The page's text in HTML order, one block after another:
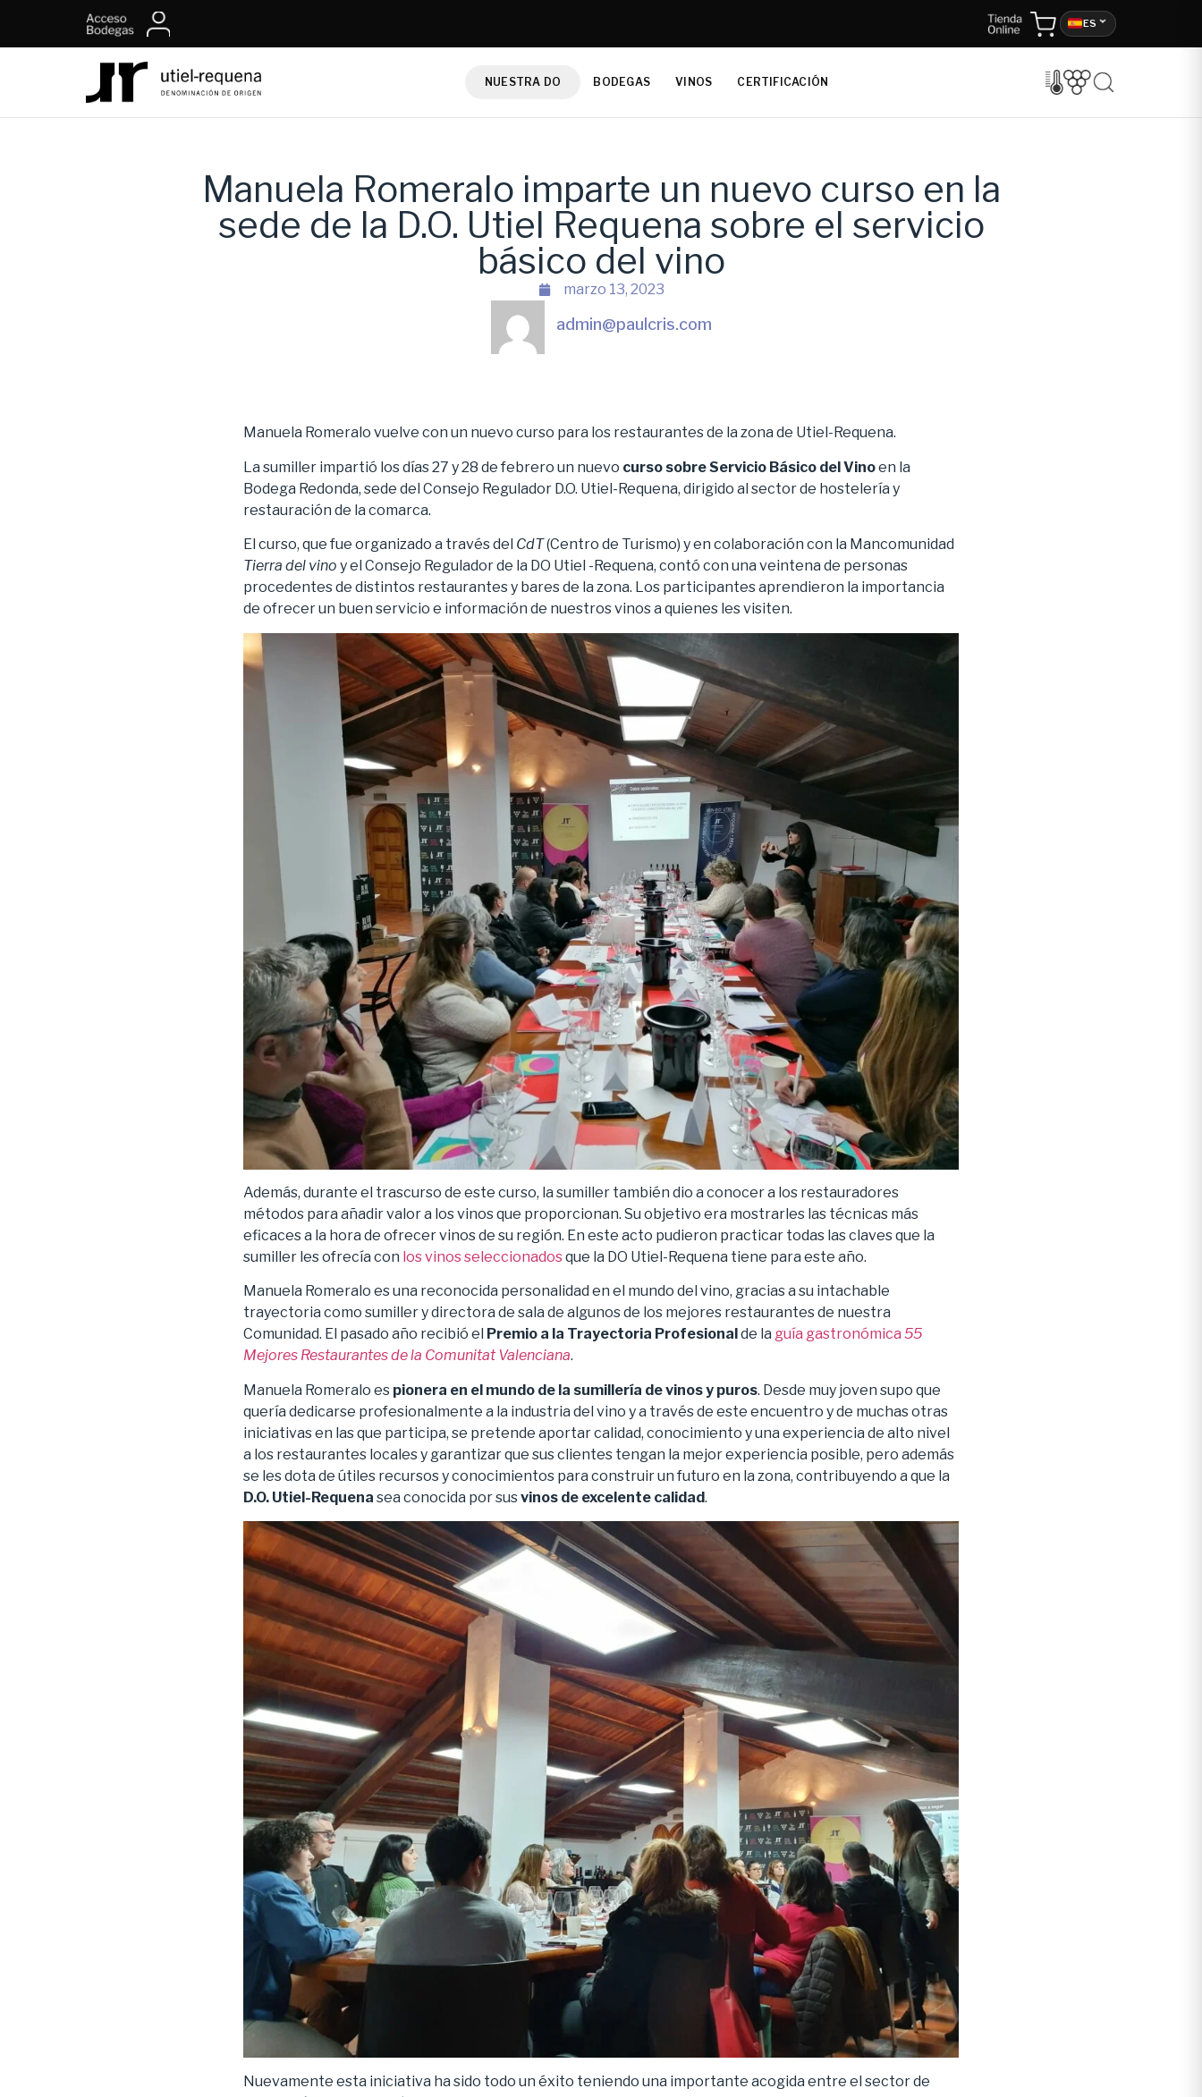
ES
NUESTRA DO BODEGAS VINOS CERTIFICACIÓN
Manuela Romeralo imparte un nuevo curso en la
sede de la D.O. Utiel Requena sobre el servicio
básico del vino
marzo 13, 2023
admin@paulcris.com
Manuela Romeralo vuelve con un nuevo curso para los restaurantes de la zona de Utiel-Requena.
La sumiller impartió los días 27 y 28 de febrero un nuevo curso sobre Servicio Básico del Vinoen la
Bodega Redonda, sede del Consejo Regulador D.O. Utiel-Requena, dirigido al sector de hostelería y
restauración de la comarca.
El curso, que fue organizado a través del CdT(Centro de Turismo) y en colaboración con la Mancomunidad
Tierra del vino y el Consejo Regulador de la DO Utiel -Requena, contó con una veintena de personas
procedentes de distintos restaurantes y bares de la zona. Los participantes aprendieron la importancia
de ofrecer un buen servicio e información de nuestros vinos a quienes les visiten.
Además, durante el trascurso de este curso, la sumiller también dio a conocer a los restauradores
métodos para añadir valor a los vinos que proporcionan. Su objetivo era mostrarles las técnicas más
eficaces a la hora de ofrecer vinos de su región. En este acto pudieron practicar todas las claves que la
sumiller les ofrecía con los vinos seleccionadosque la DO Utiel-Requena tiene para este año.
Manuela Romeralo es una reconocida personalidad en el mundo del vino, gracias a su intachable
trayectoria como sumiller y directora de sala de algunos de los mejores restaurantes de nuestra
Comunidad. El pasado año recibió el Premio a la Trayectoria Profesional de la guía gastronómica 55
Mejores Restaurantes de la Comunitat Valenciana.
Manuela Romeralo es pionera en el mundo de la sumillería de vinos y puros. Desde muy joven supo que
quería dedicarse profesionalmente a la industria del vino y a través de este encuentro y de muchas otras
iniciativas en las que participa, se pretende aportar calidad, conocimiento y una experiencia de alto nivel
a los restaurantes locales y garantizar que sus clientes tengan la mejor experiencia posible, pero además
se les dota de útiles recursos y conocimientos para construir un futuro en la zona, contribuyendo a que la
D.O. Utiel-Requena sea conocida por susvinos de excelente calidad.
Nuevamente esta iniciativa ha sido todo un éxito teniendo una importante acogida entre el sector de